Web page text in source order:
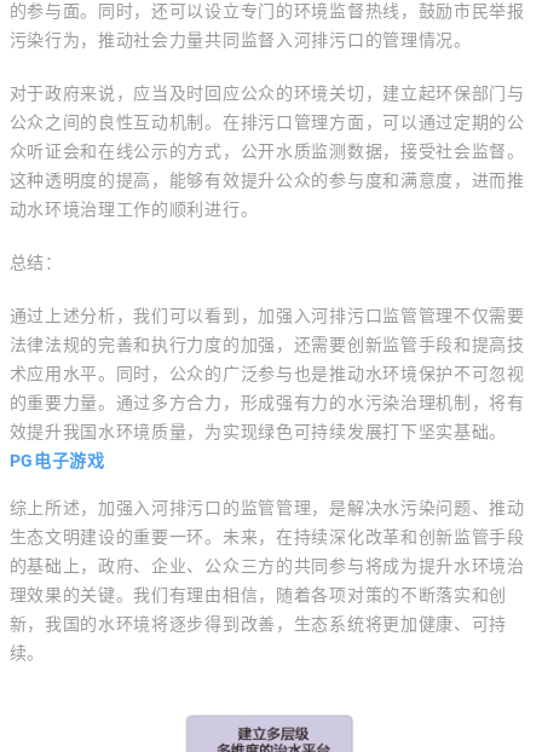
的参与面。同时，还可以设立专门的环境监督热线，鼓励市民举报
污染行为，推动社会力量共同监督入河排污口的管理情况。
对于政府来说，应当及时回应公众的环境关切，建立起环保部门与
公众之间的良性互动机制。在排污口管理方面，可以通过定期的公
众听证会和在线公示的方式，公开水质监测数据，接受社会监督。
这种透明度的提高，能够有效提升公众的参与度和满意度，进而推
动水环境治理工作的顺利进行。
总结：
通过上述分析，我们可以看到，加强入河排污口监管管理不仅需要
法律法规的完善和执行力度的加强，还需要创新监管手段和提高技
术应用水平。同时，公众的广泛参与也是推动水环境保护不可忽视
的重要力量。通过多方合力，形成强有力的水污染治理机制，将有
效提升我国水环境质量，为实现绿色可持续发展打下坚实基础。
PG电子游戏
综上所述，加强入河排污口的监管管理，是解决水污染问题、推动
生态文明建设的重要一环。未来，在持续深化改革和创新监管手段
的基础上，政府、企业、公众三方的共同参与将成为提升水环境治
理效果的关键。我们有理由相信，随着各项对策的不断落实和创
新，我国的水环境将逐步得到改善，生态系统将更加健康、可持
续。